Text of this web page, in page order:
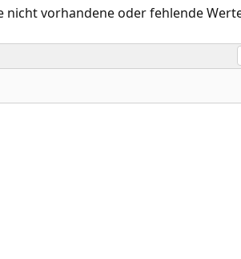
nicht vorhandene oder fehlende